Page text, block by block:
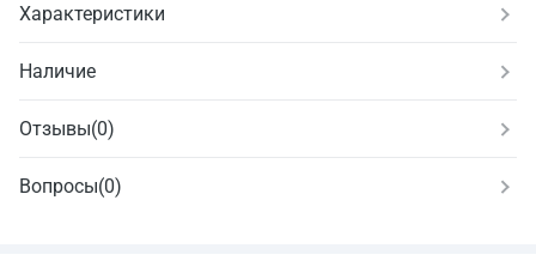
Характеристики
Наличие
Отзывы(0)
Вопросы(0)